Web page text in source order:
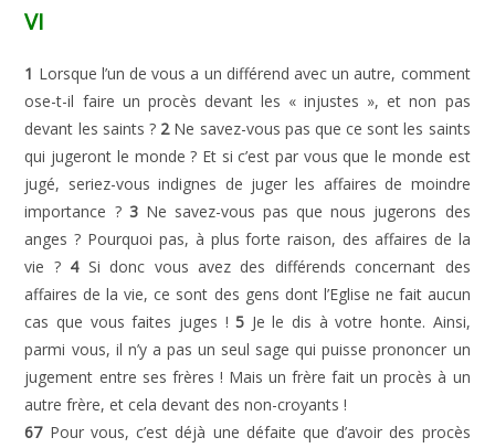
VI
1 Lorsque l’un de vous a un différend avec un autre, comment
ose-t-il faire un procès devant les « injustes », et non pas
devant les saints ? 2Ne savez-vous pas que ce sont les saints
qui jugeront le monde ? Et si c’est par vous que le monde est
jugé, seriez-vous indignes de juger les affaires de moindre
importance ? 3Ne savez-vous pas que nous jugerons des
anges ? Pourquoi pas, à plus forte raison, des affaires de la
vie ? 4Si donc vous avez des différends concernant des
affaires de la vie, ce sont des gens dont l’Eglise ne fait aucun
cas que vous faites juges !5 Je le dis à votre honte. Ainsi,
parmi vous, il n’y a pas un seul sage qui puisse prononcer un
jugement entre ses frères ! Mais un frère fait un procès à un
autre frère, et cela devant des non-croyants !
67Pour vous, c’est déjà une défaite que d’avoir des procès